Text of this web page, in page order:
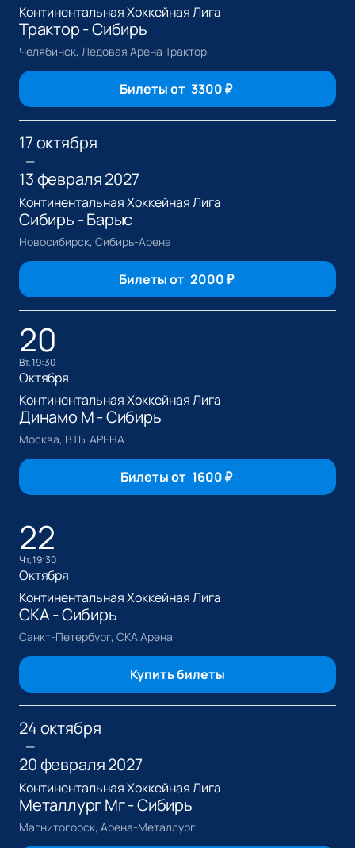
Континентальная Хоккейная Лига
Трактор - Сибирь
Челябинск, Ледовая Арена Трактор
Билеты от 3300₽
17 октября
—
13 февраля 2027
Континентальная Хоккейная Лига
Сибирь - Барыс
Новосибирск, Сибирь-Арена
Билеты от 2000₽
20
вт, 19:30
Октября
Континентальная Хоккейная Лига
Динамо М - Сибирь
Москва, ВТБ-АРЕНА
Билеты от 1600₽
22
чт, 19:30
Октября
Континентальная Хоккейная Лига
СКА - Сибирь
Санкт-Петербург, СКА Арена
Купить билеты
24 октября
—
20 февраля 2027
Континентальная Хоккейная Лига
Металлург Мг - Сибирь
Магнитогорск, Арена-Металлург